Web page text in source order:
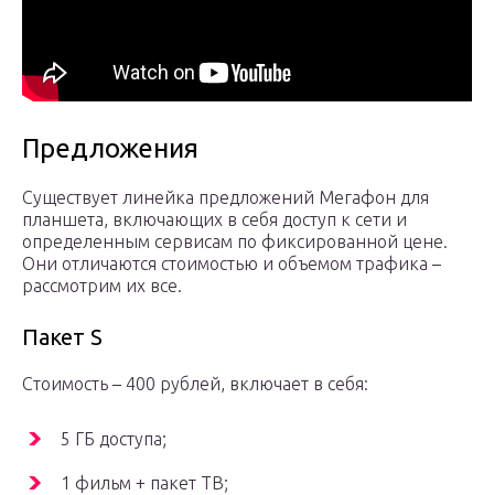
Предложения
Существует линейка предложений Мегафон для
планшета, включающих в себя доступ к сети и
определенным сервисам по фиксированной цене.
Они отличаются стоимостью и объемом трафика –
рассмотрим их все.
Пакет S
Стоимость – 400 рублей, включает в себя:
5 ГБ доступа;
1 фильм + пакет ТВ;